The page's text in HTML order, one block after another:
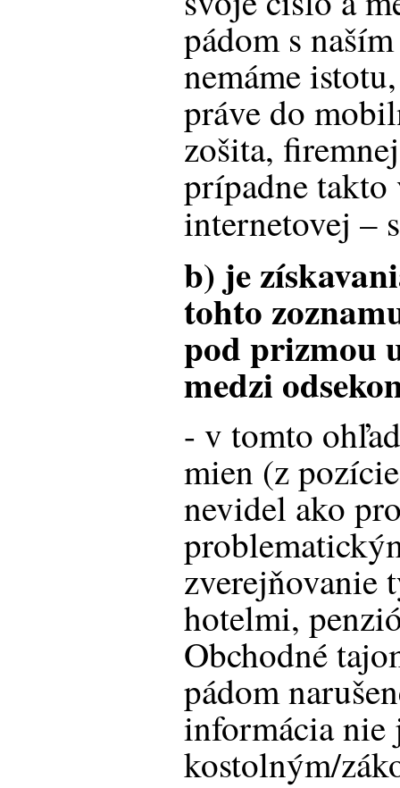
pádom s
nemáme
práve do
zošita,
prípadne
internetovej –
b) je
tohto
pod prizmou
medzi
- v tomto
mien (z
nevidel ako
zverejňovanie
hotelmi,
Obchodné
pádom
informácia nie
kostolným/